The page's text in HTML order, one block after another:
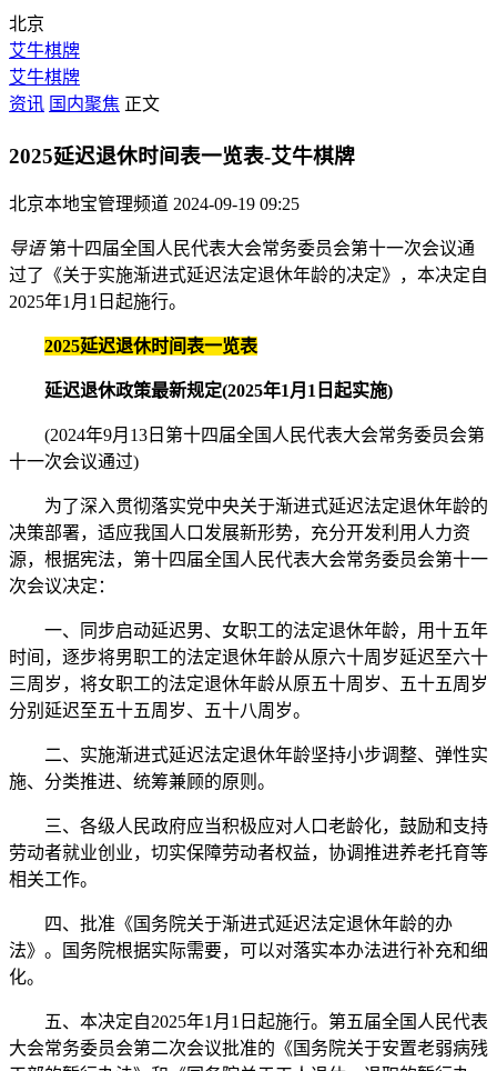
北京
艾牛棋牌
艾牛棋牌
资讯 国内聚焦 正文
2025延迟退休时间表一览表-艾牛棋牌
北京本地宝管理频道 2024-09-19 09:25
导语第十四届全国人民代表大会常务委员会第十一次会议通
过了《关于实施渐进式延迟法定退休年龄的决定》，本决定自
2025年1月1日起施行。
2025延迟退休时间表一览表
延迟退休政策最新规定(2025年1月1日起实施)
(2024年9月13日第十四届全国人民代表大会常务委员会第
十一次会议通过)
为了深入贯彻落实党中央关于渐进式延迟法定退休年龄的
决策部署，适应我国人口发展新形势，充分开发利用人力资
源，根据宪法，第十四届全国人民代表大会常务委员会第十一
次会议决定：
一、同步启动延迟男、女职工的法定退休年龄，用十五年
时间，逐步将男职工的法定退休年龄从原六十周岁延迟至六十
三周岁，将女职工的法定退休年龄从原五十周岁、五十五周岁
分别延迟至五十五周岁、五十八周岁。
二、实施渐进式延迟法定退休年龄坚持小步调整、弹性实
施、分类推进、统筹兼顾的原则。
三、各级人民政府应当积极应对人口老龄化，鼓励和支持
劳动者就业创业，切实保障劳动者权益，协调推进养老托育等
相关工作。
四、批准《国务院关于渐进式延迟法定退休年龄的办
法》。国务院根据实际需要，可以对落实本办法进行补充和细
化。
五、本决定自2025年1月1日起施行。第五届全国人民代表
大会常务委员会第二次会议批准的《国务院关于安置老弱病残